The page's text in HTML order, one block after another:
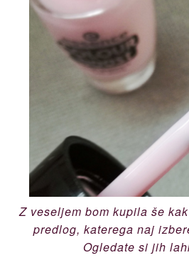
Z veseljem bom kupila še
predlog, katerega naj
Ogledate si jih